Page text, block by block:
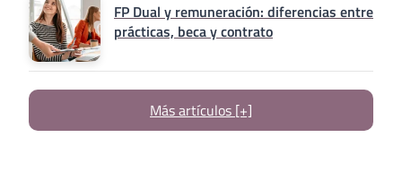
FP Dual y remuneración: diferencias entre
prácticas, beca y contrato
Más artículos [+]